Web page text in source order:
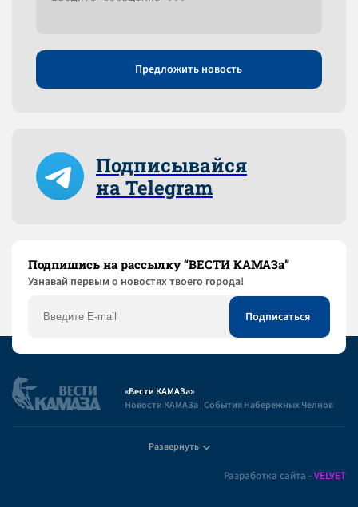
Предложить новость
Подписывайся
на Telegram
Подпишись на рассылку “ВЕСТИ КАМАЗа”
Узнaвай первым о новостях твоего города!
«Вести КАМАЗа»
Новости КАМАЗа | События Набережных Челнов
Развернуть
Разработка сайта -VELVET